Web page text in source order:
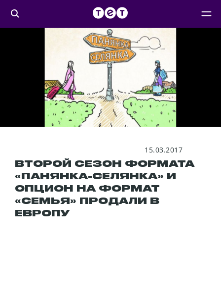
15.03.2017
ВТОРОЙ СЕЗОН ФОРМАТА
«ПАНЯНКА-СЕЛЯНКА» И
ОПЦИОН НА ФОРМАТ
«СЕМЬЯ» ПРОДАЛИ В
ЕВРОПУ